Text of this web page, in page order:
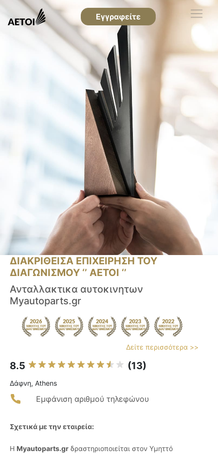
Εγγραφείτε
ΔΙΑΚΡΙΘΕΙΣΑ ΕΠΙΧΕΙΡΗΣΗ ΤΟΥ
ΔΙΑΓΩΝΙΣΜΟΥ ‘’ ΑΕΤΟΙ ‘’
Ανταλλακτικα αυτοκινητων
Myautoparts.gr
Δείτε περισσότερα >>
8.5 (13)
Δάφνη, Athens
Εμφάνιση αριθμού τηλεφώνου
Σχετικά με την εταιρεία:
Η Myautoparts.gr δραστηριοποιείται στον Υμηττό